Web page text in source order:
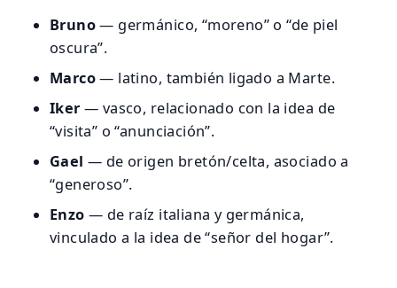
Bruno— germánico, “moreno” o “de piel
oscura”.
Marco— latino, también ligado a Marte.
Iker — vasco, relacionado con la idea de
“visita” o “anunciación”.
Gael — de origen bretón/celta, asociado a
“generoso”.
Enzo — de raíz italiana y germánica,
vinculado a la idea de “señor del hogar”.